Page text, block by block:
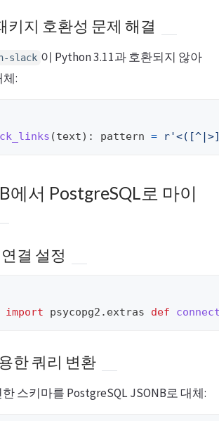
키지 호환성 문제 해결
slack 이 Python 3.11과 호환되지 않아
:
(text): pattern = r'
에서 PostgreSQL로 마이
결 설정
import psycopg2.extras def
한 쿼리 변환
스키마를 PostgreSQL JSONB로 대체: